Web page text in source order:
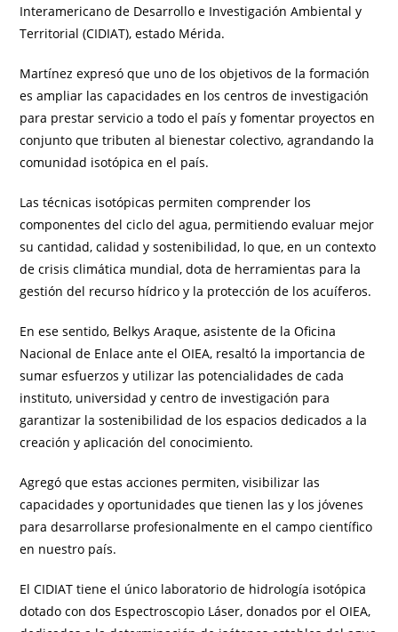
Interamericano de Desarrollo e Investigación Ambiental y
Territorial (CIDIAT), estado Mérida.
Martínez expresó que uno de los objetivos de la formación
es ampliar las capacidades en los centros de investigación
para prestar servicio a todo el país y fomentar proyectos en
conjunto que tributen al bienestar colectivo, agrandando la
comunidad isotópica en el país.
Las técnicas isotópicas permiten comprender los
componentes del ciclo del agua, permitiendo evaluar mejor
su cantidad, calidad y sostenibilidad, lo que, en un contexto
de crisis climática mundial, dota de herramientas para la
gestión del recurso hídrico y la protección de los acuíferos.
En ese sentido, Belkys Araque, asistente de la Oficina
Nacional de Enlace ante el OIEA, resaltó la importancia de
sumar esfuerzos y utilizar las potencialidades de cada
instituto, universidad y centro de investigación para
garantizar la sostenibilidad de los espacios dedicados a la
creación y aplicación del conocimiento.
Agregó que estas acciones permiten, visibilizar las
capacidades y oportunidades que tienen las y los jóvenes
para desarrollarse profesionalmente en el campo científico
en nuestro país.
El CIDIAT tiene el único laboratorio de hidrología isotópica
dotado con dos Espectroscopio Láser, donados por el OIEA,